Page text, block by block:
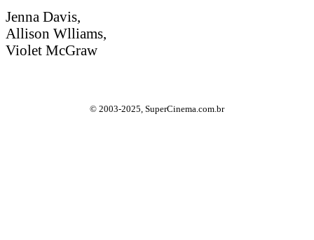
Jenna Davis,
Allison Wlliams,
Violet McGraw
© 2003-2025, SuperCinema.com.br